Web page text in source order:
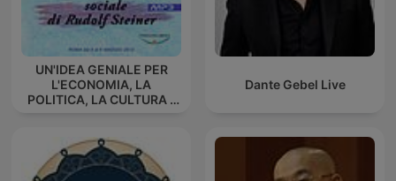
UN'IDEA GENIALE PER
L'ECONOMIA, LA
POLITICA, LA CULTURA -
Dante Gebel Live